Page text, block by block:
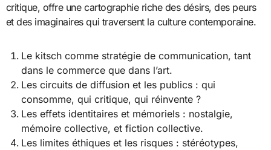
critique, offre une cartographie riche des désirs, des peurs
et des imaginaires qui traversent la culture contemporaine.
Le kitsch comme stratégie de communication, tant
dans le commerce que dans l’art.
Les circuits de diffusion et les publics : qui
consomme, qui critique, qui réinvente ?
Les effets identitaires et mémoriels : nostalgie,
mémoire collective, et fiction collective.
Les limites éthiques et les risques : stéréotypes,